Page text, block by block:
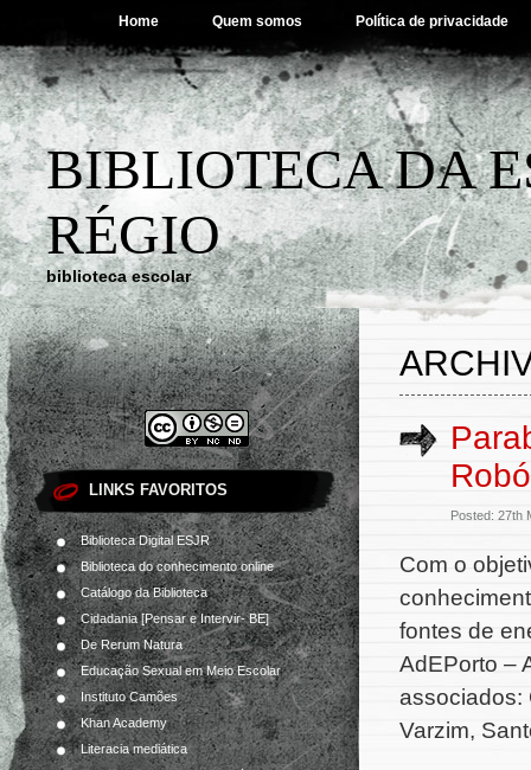
Home Quem somos Política de privacidade
BIBLIOTECA DA
RÉGIO
biblioteca escolar
LINKS FAVORITOS
Biblioteca Digital ESJR
Biblioteca do conhecimento online
Catálogo da Biblioteca
Cidadania [Pensar e Intervir- BE]
De Rerum Natura
Educação Sexual em Meio Escolar
Instituto Camões
Khan Academy
Literacia mediática
Posted: 27th
Com o
fontes de
AdEPorto –
associados:
Varzim,